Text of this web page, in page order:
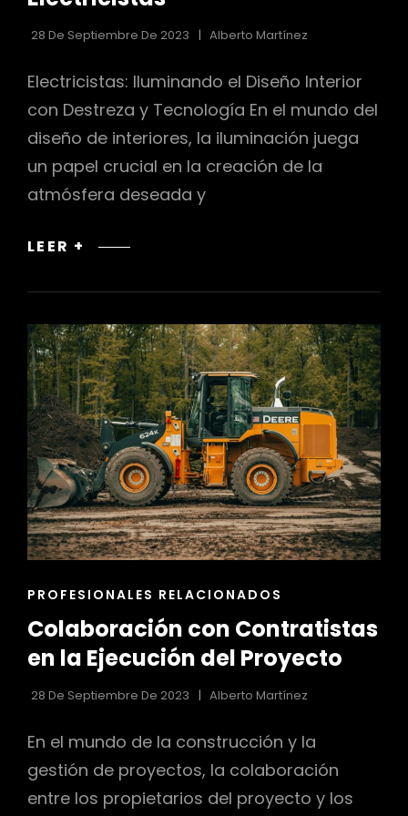
28 De Septiembre De 2023 Alberto Martínez
Electricistas: Iluminando el Diseño Interior
con Destreza y Tecnología En el mundo del
diseño de interiores, la iluminación juega
un papel crucial en la creación de la
atmósfera deseada y
LEER + ELECTRICISTAS
ENLACES
LAS
CATEGORÍAS
PROFESIONALES RELACIONADOS
Colaboración con Contratistas
en la Ejecución del Proyecto
28 De Septiembre De 2023 Alberto Martínez
En el mundo de la construcción y la
gestión de proyectos, la colaboración
entre los propietarios del proyecto y los